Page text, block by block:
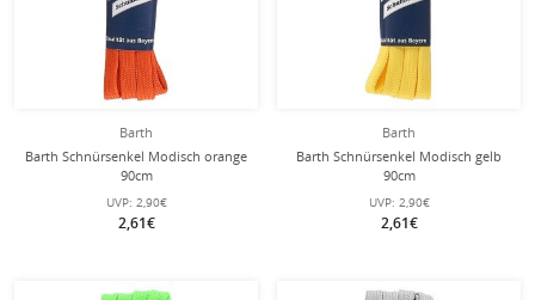
Barth
Barth Schnürsenkel Modisch orange
90cm
UVP: 2,90€
2,61€
Barth
Barth Schnürsenkel Modisch gelb
90cm
UVP: 2,90€
2,61€